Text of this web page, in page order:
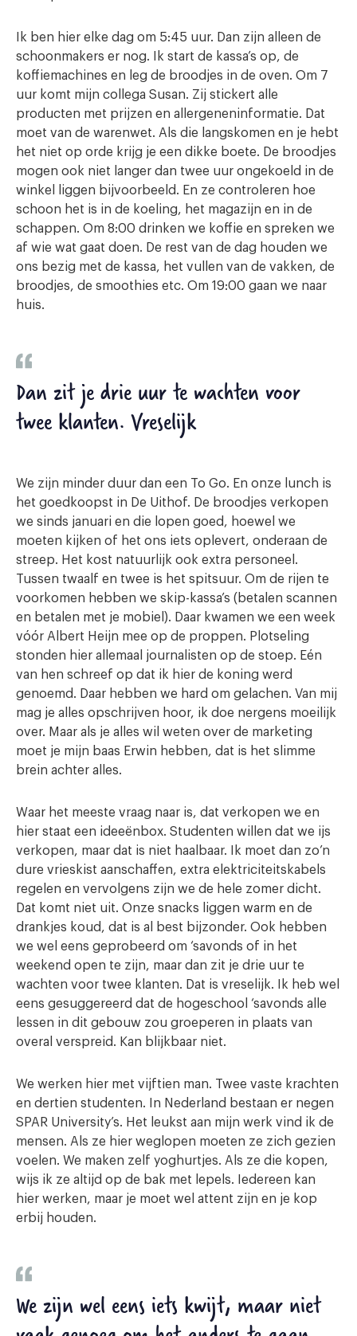
Ik ben hier elke dag om 5:45 uur. Dan zijn alleen de
schoonmakers er nog. Ik start de kassa’s op, de
koffiemachines en leg de broodjes in de oven. Om 7
uur komt mijn collega Susan. Zij stickert alle
producten met prijzen en allergeneninformatie. Dat
moet van de warenwet. Als die langskomen en je hebt
het niet op orde krijg je een dikke boete. De broodjes
mogen ook niet langer dan twee uur ongekoeld in de
winkel liggen bijvoorbeeld. En ze controleren hoe
schoon het is in de koeling, het magazijn en in de
schappen. Om 8:00 drinken we koffie en spreken we
af wie wat gaat doen. De rest van de dag houden we
ons bezig met de kassa, het vullen van de vakken, de
broodjes, de smoothies etc. Om 19:00 gaan we naar
huis.
Dan zit je drie uur te wachten voor
twee klanten. Vreselijk
We zijn minder duur dan een To Go. En onze lunch is
het goedkoopst in De Uithof. De broodjes verkopen
we sinds januari en die lopen goed, hoewel we
moeten kijken of het ons iets oplevert, onderaan de
streep. Het kost natuurlijk ook extra personeel.
Tussen twaalf en twee is het spitsuur. Om de rijen te
voorkomen hebben we skip-kassa’s (betalen scannen
en betalen met je mobiel). Daar kwamen we een week
vóór Albert Heijn mee op de proppen. Plotseling
stonden hier allemaal journalisten op de stoep. Eén
van hen schreef op dat ik hier de koning werd
genoemd. Daar hebben we hard om gelachen. Van mij
mag je alles opschrijven hoor, ik doe nergens moeilijk
over. Maar als je alles wil weten over de marketing
moet je mijn baas Erwin hebben, dat is het slimme
brein achter alles.
Waar het meeste vraag naar is, dat verkopen we en
hier staat een ideeënbox. Studenten willen dat we ijs
verkopen, maar dat is niet haalbaar. Ik moet dan zo’n
dure vrieskist aanschaffen, extra elektriciteitskabels
regelen en vervolgens zijn we de hele zomer dicht.
Dat komt niet uit. Onze snacks liggen warm en de
drankjes koud, dat is al best bijzonder. Ook hebben
we wel eens geprobeerd om ‘savonds of in het
weekend open te zijn, maar dan zit je drie uur te
wachten voor twee klanten. Dat is vreselijk. Ik heb wel
eens gesuggereerd dat de hogeschool ‘savonds alle
lessen in dit gebouw zou groeperen in plaats van
overal verspreid. Kan blijkbaar niet.
We werken hier met vijftien man. Twee vaste krachten
en dertien studenten. In Nederland bestaan er negen
SPAR University’s. Het leukst aan mijn werk vind ik de
mensen. Als ze hier weglopen moeten ze zich gezien
voelen. We maken zelf yoghurtjes. Als ze die kopen,
wijs ik ze altijd op de bak met lepels. Iedereen kan
hier werken, maar je moet wel attent zijn en je kop
erbij houden.
We zijn wel eens iets kwijt, maar niet